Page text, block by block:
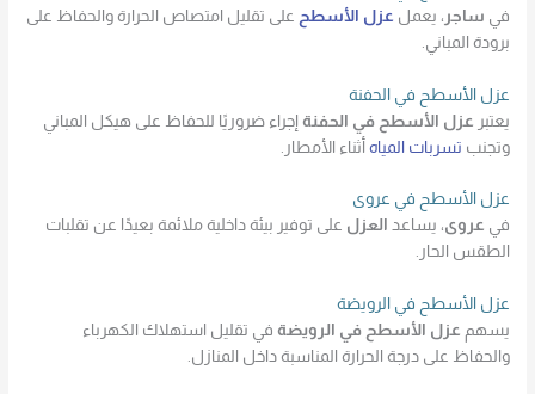
في ساجر ، يعمل عزل الأسطح على تقليل امتصاص الحرارة والحفاظ على
برودة المباني.
عزل الأسطح في الحفنة
يعتبر عزل الأسطح في الحفنة إجراء ضروريًا للحفاظ على هيكل المباني
وتجنب تسربات المياه أثناء الأمطار.
عزل الأسطح في عروى
في عروى، يساعد العزل على توفير بيئة داخلية ملائمة بعيدًا عن تقلبات
الطقس الحار.
عزل الأسطح في الرويضة
يسهم عزل الأسطح في الرويضة في تقليل استهلاك الكهرباء
والحفاظ على درجة الحرارة المناسبة داخل المنازل.